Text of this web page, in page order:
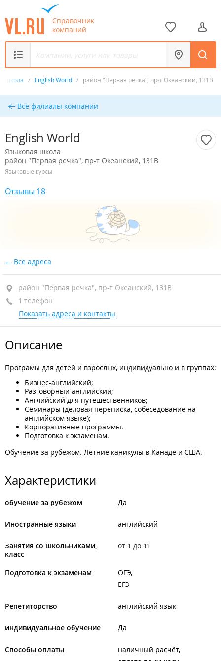
Справочник
компаний
школа / English World / район "Первая речка", пр-т Океанский, 131В
Все филиалы компании
English World
Языковая школа
район "Первая речка", пр-т Океанский, 131В
Языковые курсы
Отзывы 18
Все адреса
район "Первая речка", пр-т Океанский, 131В
1 телефон
Показать адреса и контакты
Описание
Програмы для детей и взрослых, индивидуально и в группах:
Бизнес-английский;
Разговорный английский;
Английский для путешественников;
Семинары (деловая переписка, собеседование на
английском языке);
Корпоративные программы.
Подготовка к экзаменам.
Обучение за рубежом. Летние каникулы в Канаде и США.
Характеристики
обучение за рубежом Да
Иностранные языки английский
Занятия со школьниками,
класс
от 1 до 11
Подготовка к экзаменам
ОГЭ
ЕГЭ
Репетиторство английский язык
индивидуальное обучение Да
Способы оплаты
наличный расчёт